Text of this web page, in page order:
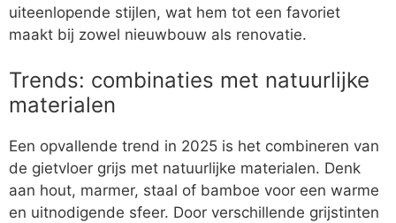
uiteenlopende stijlen, wat hem tot een favoriet
maakt bij zowel nieuwbouw als renovatie.
Trends: combinaties met natuurlijke
materialen
Een opvallende trend in 2025 is het combineren van
de gietvloer grijs met natuurlijke materialen. Denk
aan hout, marmer, staal of bamboe voor een warme
en uitnodigende sfeer. Door verschillende grijstinten